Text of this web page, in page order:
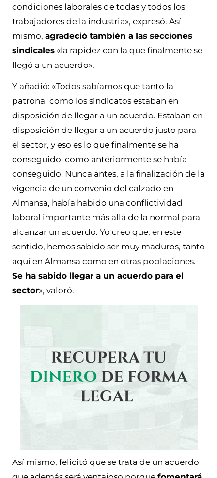
condiciones laborales de todas y todos los
trabajadores de la industria», expresó. Así
mismo, agradeció también a las secciones
sindicales «la rapidez con la que finalmente se
llegó a un acuerdo».
Y añadió: «Todos sabíamos que tanto la
patronal como los sindicatos estaban en
disposición de llegar a un acuerdo. Estaban en
disposición de llegar a un acuerdo justo para
el sector, y eso es lo que finalmente se ha
conseguido, como anteriormente se había
conseguido. Nunca antes, a la finalización de la
vigencia de un convenio del calzado en
Almansa, había habido una conflictividad
laboral importante más allá de la normal para
alcanzar un acuerdo. Yo creo que, en este
sentido, hemos sabido ser muy maduros, tanto
aquí en Almansa como en otras poblaciones.
Se ha sabido llegar a un acuerdo para el
sector», valoró.
Así mismo, felicitó que se trata de un acuerdo